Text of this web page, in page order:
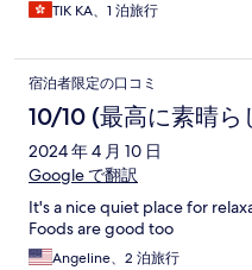
TIK KA、1 泊旅行
宿泊者限定の口コミ
10/10 (最高に素晴ら
2024 年 4 月 10 日
Google で翻訳
It's a nice quiet place for
Foods are good too
Angeline、2 泊旅行